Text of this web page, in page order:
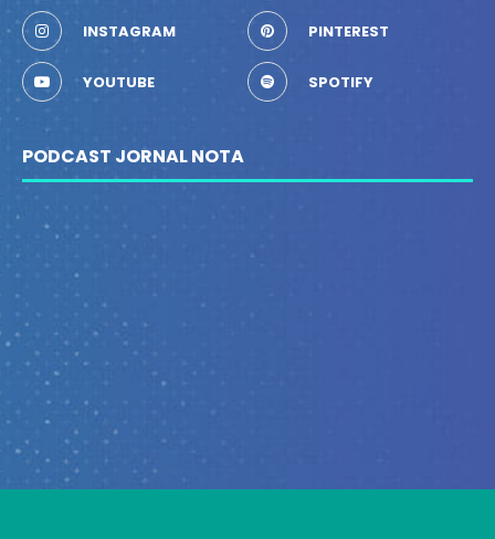
INSTAGRAM PINTEREST
YOUTUBE SPOTIFY
PODCAST JORNAL NOTA